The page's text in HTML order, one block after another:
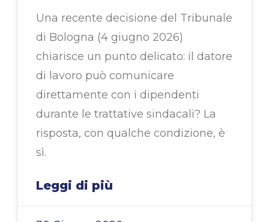
Una recente decisione del Tribunale
di Bologna (4 giugno 2026)
chiarisce un punto delicato: il datore
di lavoro può comunicare
direttamente con i dipendenti
durante le trattative sindacali? La
risposta, con qualche condizione, è
sì.
Leggi di più